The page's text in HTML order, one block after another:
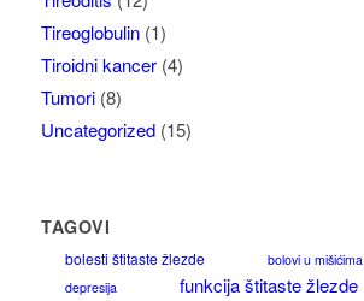
Tireoglobulin(1)
Tiroidni kancer(4)
Tumori(8)
Uncategorized(15)
TAGOVI
bolesti štitaste žlezde bolovi u mišićima
depresija funkcija štitaste žlezde